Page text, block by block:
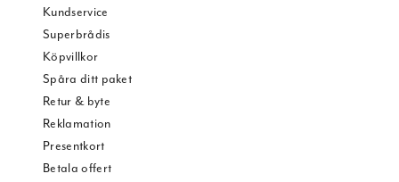
Kundservice
Superbrådis
Köpvillkor
Spåra ditt paket
Retur & byte
Reklamation
Presentkort
Betala offert